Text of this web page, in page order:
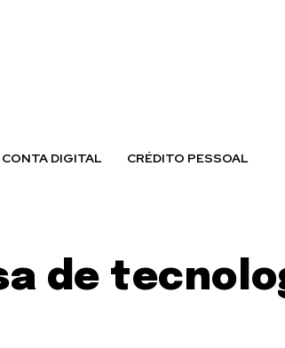
CONTA DIGITAL CRÉDITO PESSOAL
de